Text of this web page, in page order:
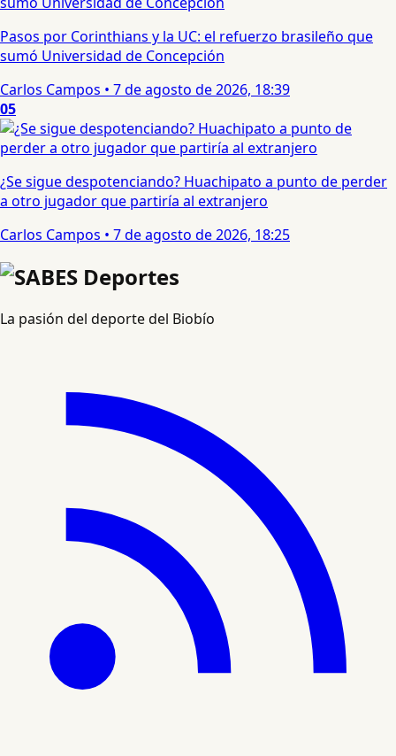
Pasos por Corinthians y la UC: el refuerzo brasileño que
sumó Universidad de Concepción
Carlos Campos • 7 de agosto de 2026, 18:39
05
¿Se sigue despotenciando? Huachipato a punto de perder
a otro jugador que partiría al extranjero
Carlos Campos • 7 de agosto de 2026, 18:25
La pasión del deporte del Biobío